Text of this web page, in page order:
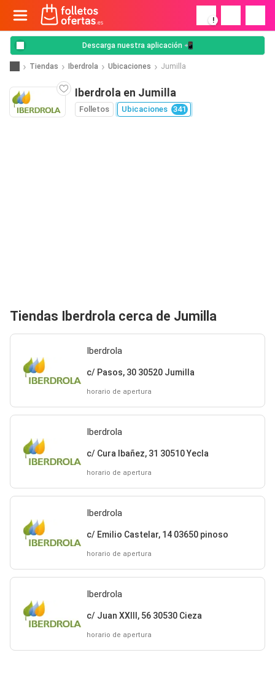
!
Descarga nuestra aplicación 📲
Tiendas Iberdrola Ubicaciones Jumilla
Iberdrola en Jumilla
Folletos Ubicaciones 341
Tiendas Iberdrola cerca de Jumilla
Iberdrola
c/ Pasos, 30 30520 Jumilla
horario de apertura
Iberdrola
c/ Cura Ibañez, 31 30510 Yecla
horario de apertura
Iberdrola
c/ Emilio Castelar, 14 03650 pinoso
horario de apertura
Iberdrola
c/ Juan XXIII, 56 30530 Cieza
horario de apertura